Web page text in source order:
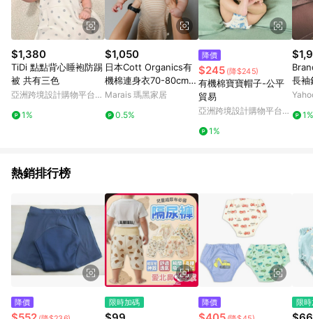
$1,380
TiDi 點點背心睡袍防踢
被 共有三色
亞洲跨境設計購物平台
1%
$1,050
日本Cott Organics有
機棉連身衣70-80cm
(2色) - 棕色
Marais 瑪黑家居
0.5%
降價
$245 (降$245)
有機棉寶寶帽子-公平
貿易
亞洲跨境設計購物平台
1%
長袖
1%
熱銷排行榜
降價 限時加碼 降價 限